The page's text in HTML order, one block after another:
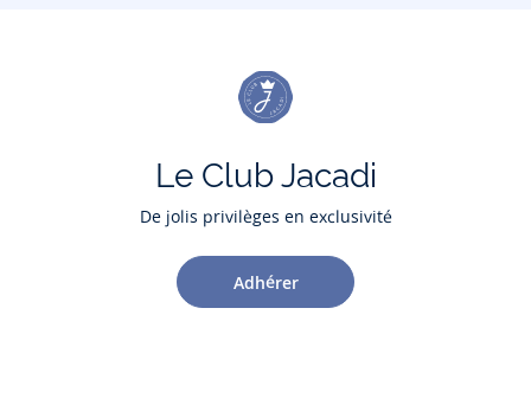
Le Club Jacadi
De jolis privilèges en exclusivité
Adhérer